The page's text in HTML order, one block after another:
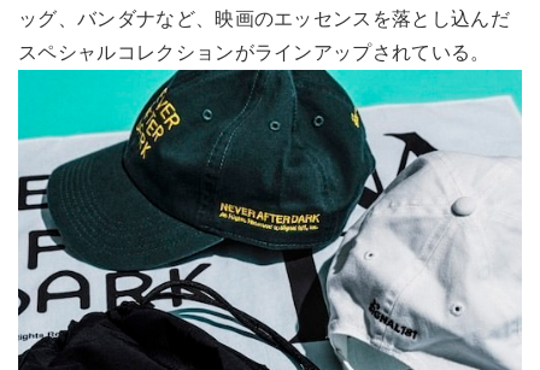
ッグ、バンダナなど、映画のエッセンスを落とし込んだ
スペシャルコレクションがラインアップされている。